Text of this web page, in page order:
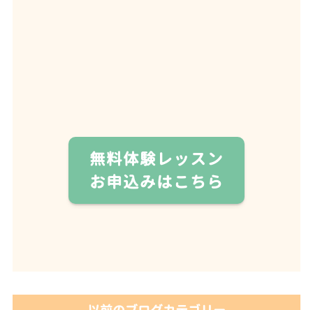
無料体験レッスン
お申込みはこちら